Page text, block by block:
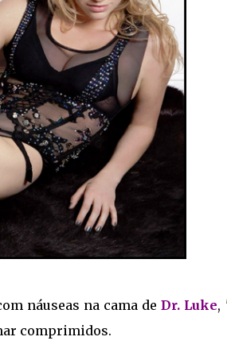
náuseas na cama de Dr. Luke,
comprimidos.